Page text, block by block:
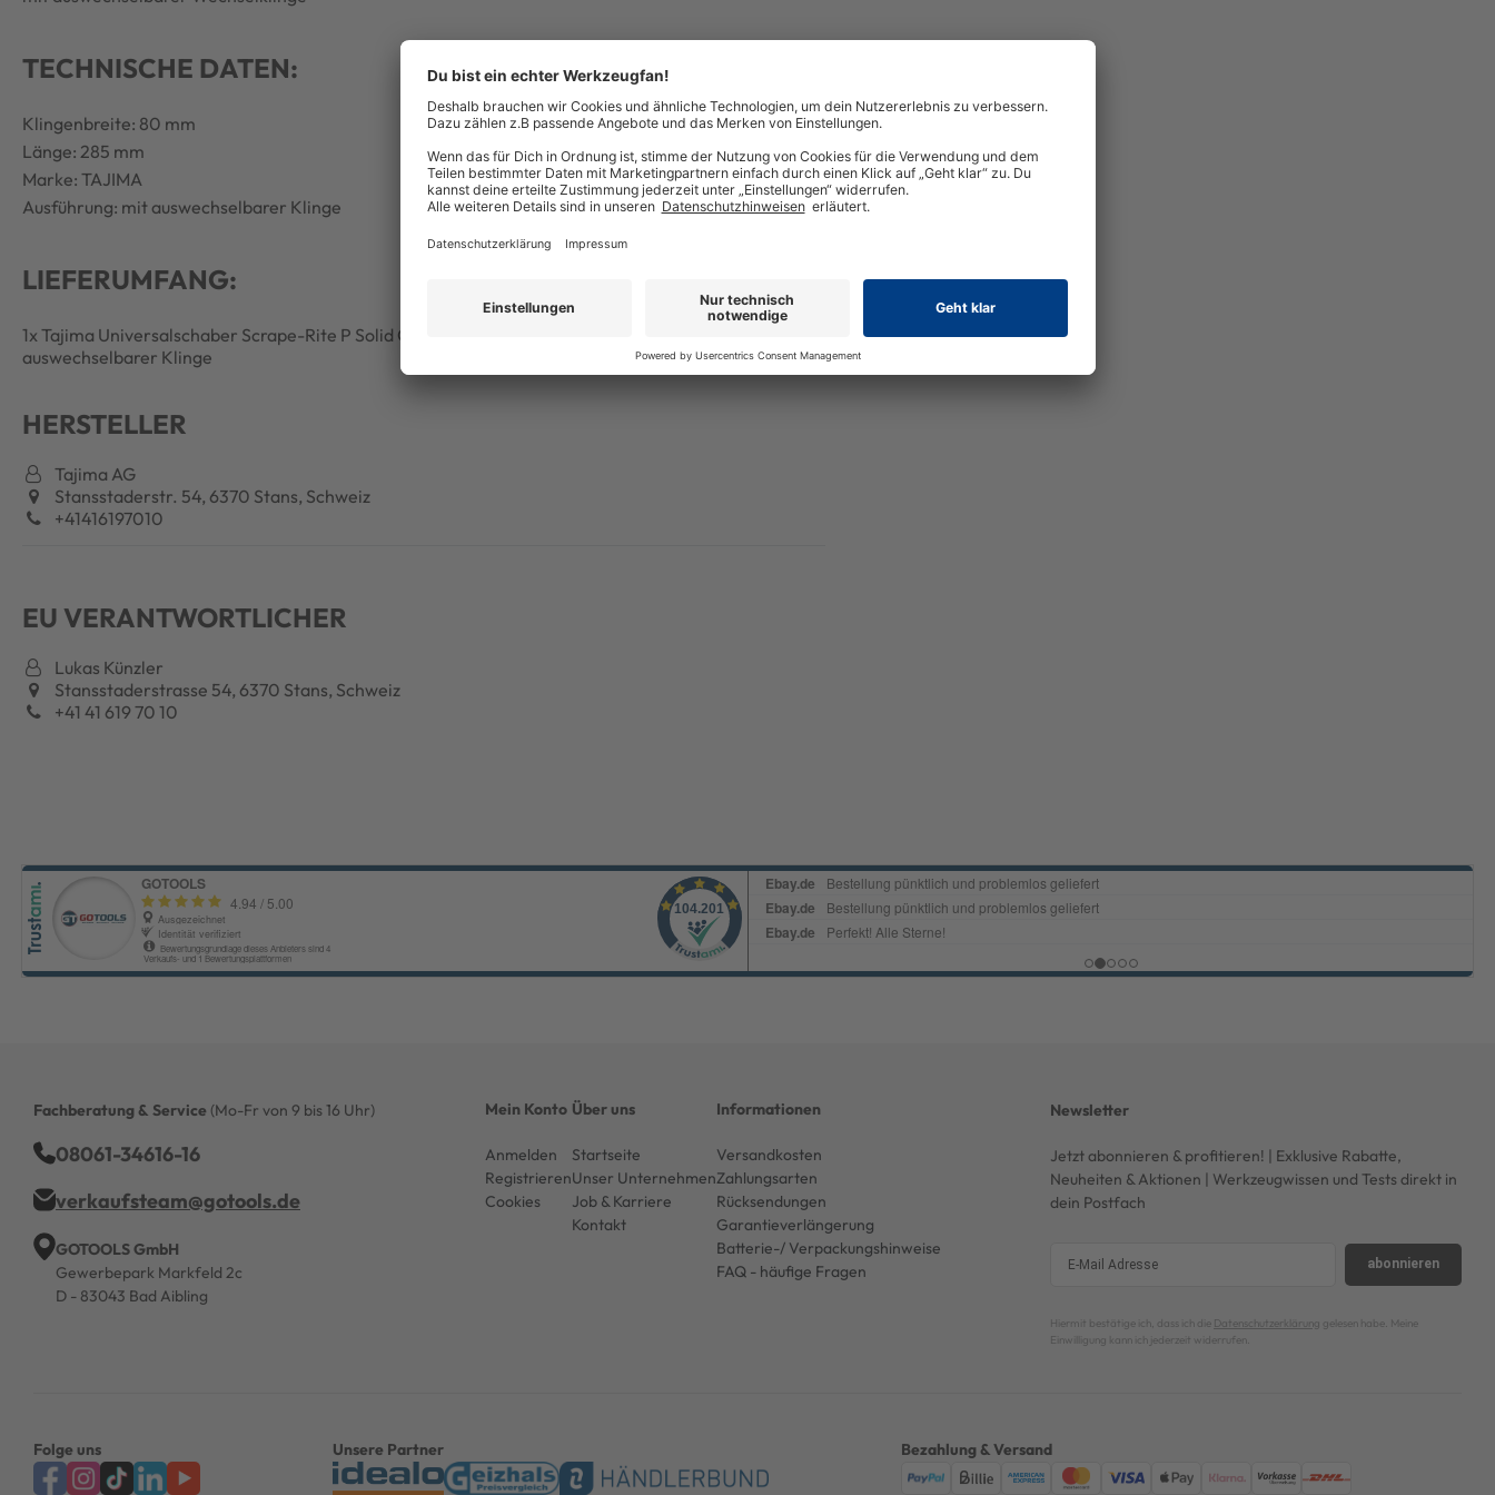
TECHNISCHE DATEN:
Klingenbreite: 80 mm
Länge: 285 mm
Marke: TAJIMA
Ausführung: mit auswechselbarer Klinge
LIEFERUMFANG:
1x Tajima Universalschaber Scrape-Rite P Solid Core Länge 285 mm Klingenbreite 80 mm mit
auswechselbarer Klinge
HERSTELLER
Tajima AG
Stansstaderstr. 54, 6370 Stans, Schweiz
+41416197010
EU VERANTWORTLICHER
Lukas Künzler
Stansstaderstrasse 54, 6370 Stans, Schweiz
+41 41 619 70 10
Fachberatung & Service (Mo-Fr von 9 bis 16 Uhr)
08061-34616-16
verkaufsteam@gotools.de
GOTOOLS GmbH
Gewerbepark Markfeld 2c
D - 83043 Bad Aibling
Mein Konto
Anmelden
Registrieren
Cookies
Über uns
Startseite
Unser Unternehmen
Job & Karriere
Kontakt
Informationen
Versandkosten
Zahlungsarten
Rücksendungen
Garantieverlängerung
Batterie-/ Verpackungshinweise
FAQ - häufige Fragen
Newsletter
Jetzt abonnieren & profitieren! | Exklusive Rabatte,
Neuheiten & Aktionen | Werkzeugwissen und Tests direkt in
dein Postfach
abonnieren
Hiermit bestätige ich, dass ich die Datenschutzerklärung gelesen habe. Meine
Einwilligung kann ich jederzeit widerrufen.
Folge uns Unsere Partner Bezahlung & Versand